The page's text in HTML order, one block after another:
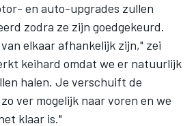
en auto-upgrades zullen
zodra ze zijn goedgekeurd.
elkaar afhankelijk zijn," zei
keihard omdat we er natuurlijk
halen. Je verschuift de
ver mogelijk naar voren en we
klaar is."